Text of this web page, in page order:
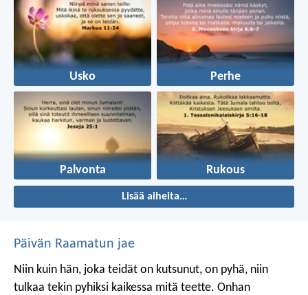
Usko Perhe
Palvonta Rukous
Lisää aiheita…
Päivän Raamatun jae
Niin kuin hän, joka teidät on kutsunut, on pyhä, niin
tulkaa tekin pyhiksi kaikessa mitä teette. Onhan